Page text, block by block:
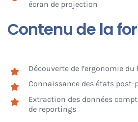
écran de projection
Contenu de la
Découverte de l’ergonomie du
Connaissance des états post-
Extraction des données
de reportings